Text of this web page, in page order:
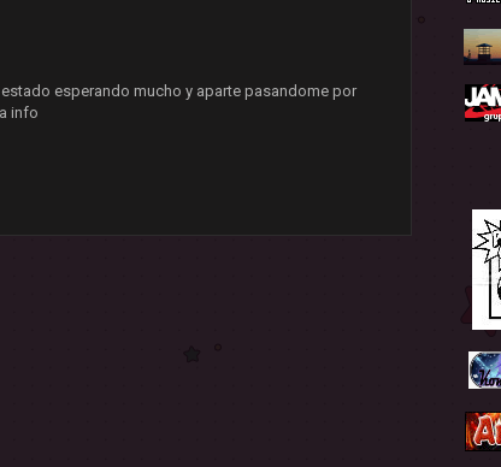
esperando mucho y aparte pasandome por
info